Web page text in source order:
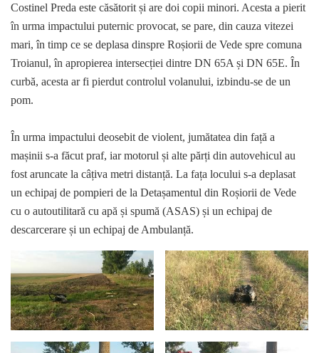
Costinel Preda este căsătorit și are doi copii minori. Acesta a pierit
în urma impactului puternic provocat, se pare, din cauza vitezei
mari, în timp ce se deplasa dinspre Roșiorii de Vede spre comuna
Troianul, în apropierea intersecției dintre DN 65A și DN 65E. În
curbă, acesta ar fi pierdut controlul volanului, izbindu-se de un
pom.
În urma impactului deosebit de violent, jumătatea din față a
mașinii s-a făcut praf, iar motorul și alte părți din autovehicul au
fost aruncate la câțiva metri distanță. La fața locului s-a deplasat
un echipaj de pompieri de la Detașamentul din Roșiorii de Vede
cu o autoutilitară cu apă și spumă (ASAS) și un echipaj de
descarcerare și un echipaj de Ambulanță.